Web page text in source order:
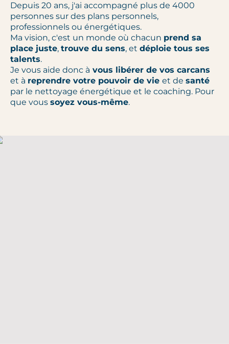
Depuis 20 ans, j'ai accompagné plus de 4000
personnes sur des plans personnels,
professionnels ou énergétiques.
Ma vision, c'est un monde où chacun prend sa
place juste, trouve du sens, et déploie tous ses
talents.
Je vous aide donc à vous libérer de vos carcans
et à reprendre votre pouvoir de vie et de santé
par le nettoyage énergétique et le coaching. Pour
que vous soyez vous-même.